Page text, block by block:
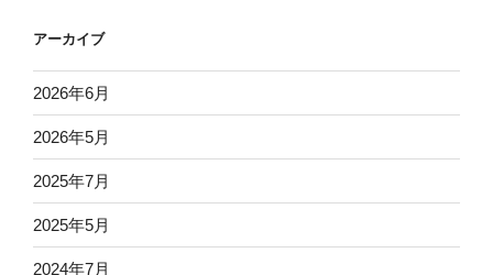
アーカイブ
2026年6月
2026年5月
2025年7月
2025年5月
2024年7月